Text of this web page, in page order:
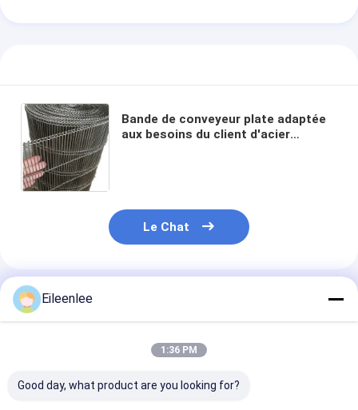
Bande de conveyeur plate adaptée
aux besoins du client d'acier
Le Chat
Produits Recommandés
Eileenlee
1:36 PM
Good day, what product are you looking for?